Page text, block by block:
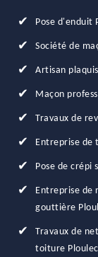
Pose d'enduit
Société de
Artisan
Maçon
Travaux de
Entreprise de
Pose de crépi
Entreprise
gouttière
Travaux de
toiture